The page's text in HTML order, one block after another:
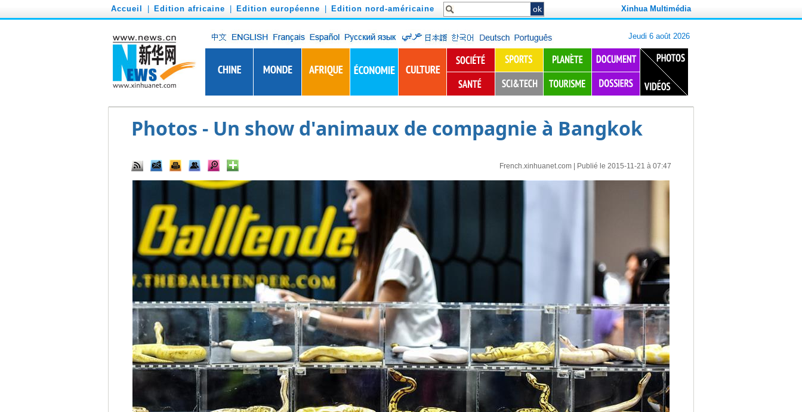
Accueil Edition africaine Edition européenne Edition nord-américaine Xinhua Multimédia
Photos - Un show d'animaux de compagnie à Bangkok
French.xinhuanet.com| Publié le 2015-11-21 à 07:47